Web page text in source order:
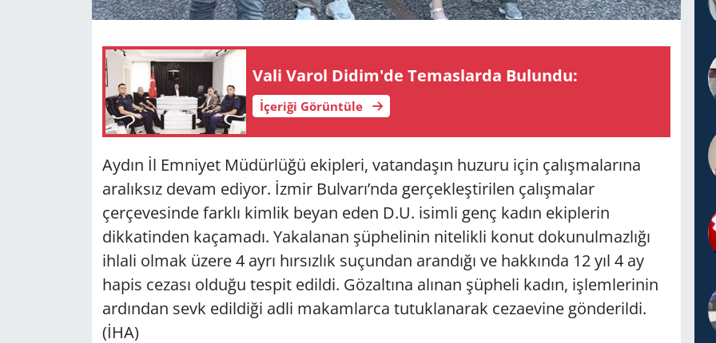
Vali Varol Didim'de Te­mas­lar­da Bu­lun­du:
İçeriği Görüntüle
Aydın İl Emniyet Müdürlüğü ekipleri, vatandaşın huzuru için çalışmalarına
aralıksız devam ediyor. İzmir Bulvarı’nda gerçekleştirilen çalışmalar
çerçevesinde farklı kimlik beyan eden D.U. isimli genç kadın ekiplerin
dikkatinden kaçamadı. Yakalanan şüphelinin nitelikli konut dokunulmazlığı
ihlali olmak üzere 4 ayrı hırsızlık suçundan arandığı ve hakkında 12 yıl 4 ay
hapis cezası olduğu tespit edildi. Gözaltına alınan şüpheli kadın, işlemlerinin
ardından sevk edildiği adli makamlarca tutuklanarak cezaevine gönderildi.
(İHA)